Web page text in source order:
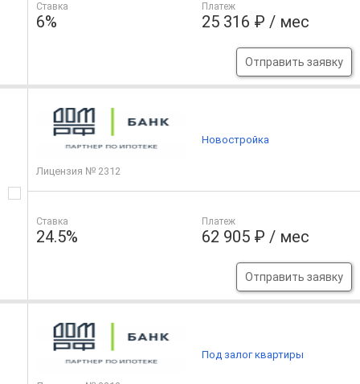
Ставка
6%
Платеж
25 316 ₽ / мес
Отправить заявку
Лицензия № 2312
Ставка
24.5%
Платеж
62 905 ₽ / мес
Отправить заявку
Новостройка
Под залог квартиры